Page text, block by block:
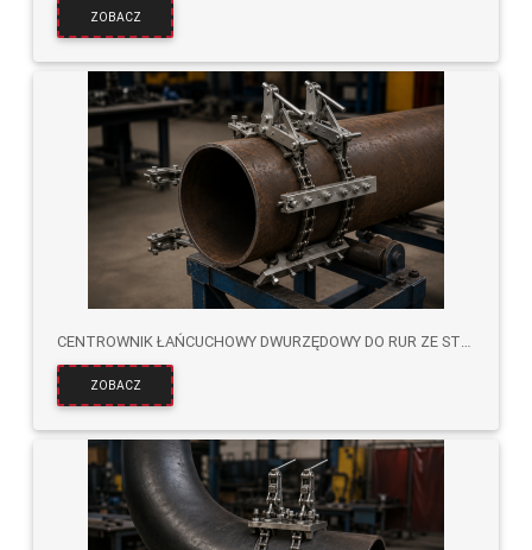
ZOBACZ
CENTROWNIK ŁAŃCUCHOWY DWURZĘDOWY DO RUR ZE STALI NIERDZEWNEJ
ZOBACZ